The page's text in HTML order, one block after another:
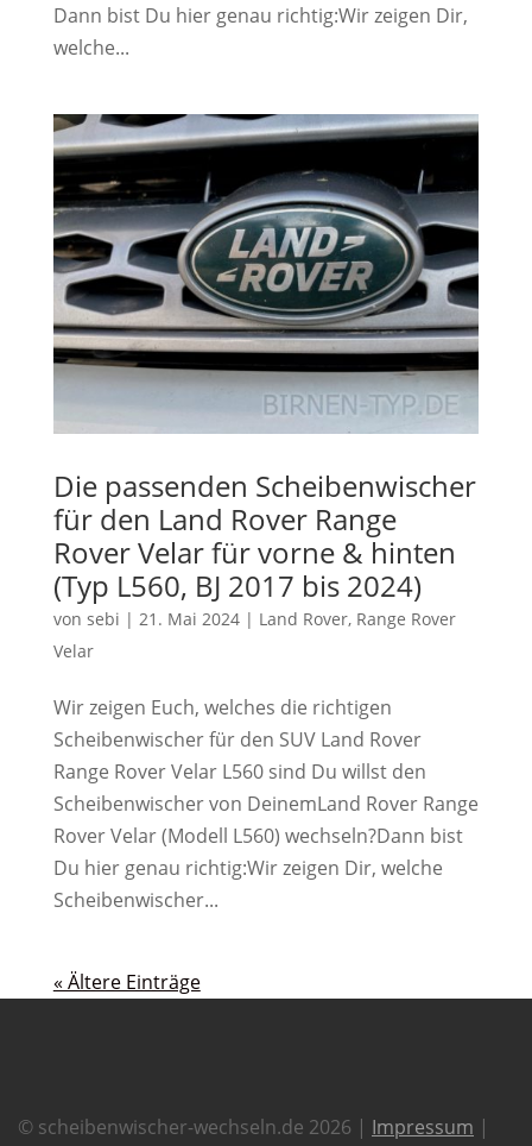
Dann bist Du hier genau richtig:Wir zeigen Dir,
welche...
Die passenden Scheibenwischer
für den Land Rover Range
Rover Velar für vorne & hinten
(Typ L560, BJ 2017 bis 2024)
von sebi | 21. Mai 2024| Land Rover, Range Rover
Velar
Wir zeigen Euch, welches die richtigen
Scheibenwischer für den SUV Land Rover
Range Rover Velar L560 sind Du willst den
Scheibenwischer von DeinemLand Rover Range
Rover Velar (Modell L560) wechseln?Dann bist
Du hier genau richtig:Wir zeigen Dir, welche
Scheibenwischer...
« Ältere Einträge
© scheibenwischer-wechseln.de 2026 | Impressum |